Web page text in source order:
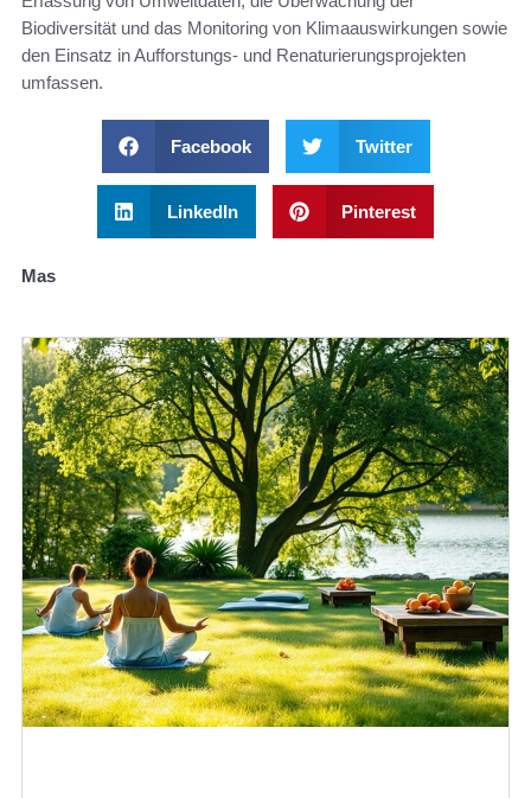
Biodiversität und das Monitoring von Klimaauswirkungen sowie
den Einsatz in Aufforstungs- und Renaturierungsprojekten
umfassen.
Facebook Twitter
LinkedIn Pinterest
Mas